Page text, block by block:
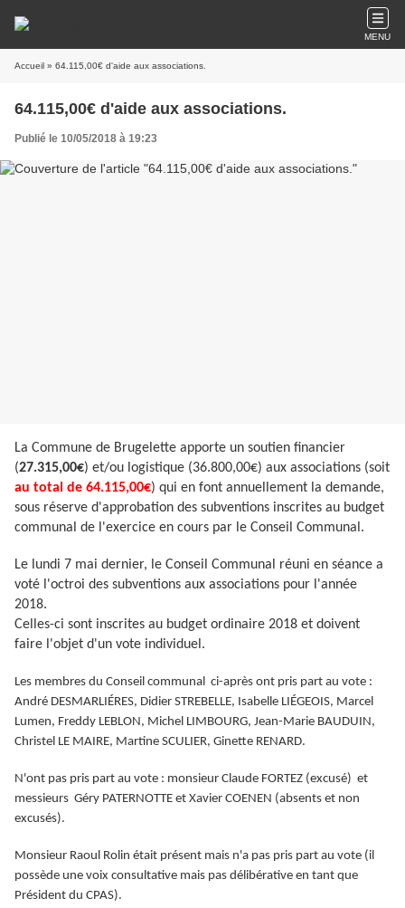
MENU
Accueil » 64.115,00€ d'aide aux associations.
64.115,00€ d'aide aux associations.
Publié le 10/05/2018 à 19:23
La Commune de Brugelette apporte un soutien financier
(27.315,00€) et/ou logistique (36.800,00€) aux associations (soit
au total de 64.115,00€) qui en font annuellement la demande,
sous réserve d'approbation des subventions inscrites au budget
communal de l'exercice en cours par le Conseil Communal.
Le lundi 7 mai dernier, le Conseil Communal réuni en séance a
voté l'octroi des subventions aux associations pour l'année
2018.
Celles-ci sont inscrites au budget ordinaire 2018 et doivent
faire l'objet d'un vote individuel.
Les membres du Conseil communal ci-après ont pris part au vote :
André DESMARLIÉRES, Didier STREBELLE, Isabelle LIÉGEOIS, Marcel
Lumen, Freddy LEBLON, Michel LIMBOURG, Jean-Marie BAUDUIN,
Christel LE MAIRE, Martine SCULIER, Ginette RENARD.
N'ont pas pris part au vote : monsieur Claude FORTEZ (excusé) et
messieurs Géry PATERNOTTE et Xavier COENEN (absents et non
excusés).
Monsieur Raoul Rolin était présent mais n'a pas pris part au vote (il
possède une voix consultative mais pas délibérative en tant que
Président du CPAS).